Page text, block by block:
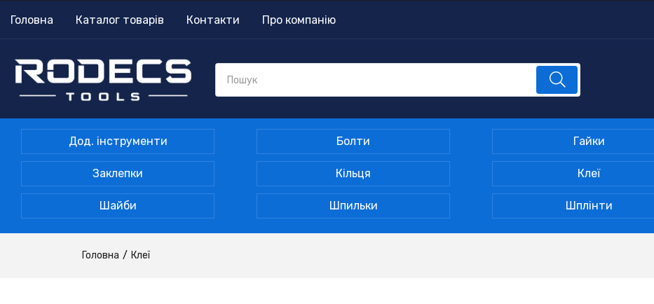
Головна Каталог товарів Контакти Про компанію
Дод. інструменти Болти Гайки
Заклепки Кільця Клеї
Шайби Шпильки Шплінти
Головна Клеї